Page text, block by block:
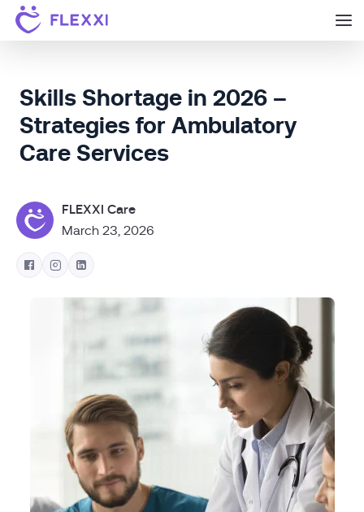
Skills Shortage in 2026 –
Strategies for Ambulatory
Care Services
FLEXXI Care
March 23, 2026